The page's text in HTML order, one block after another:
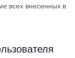
всех внесенных в